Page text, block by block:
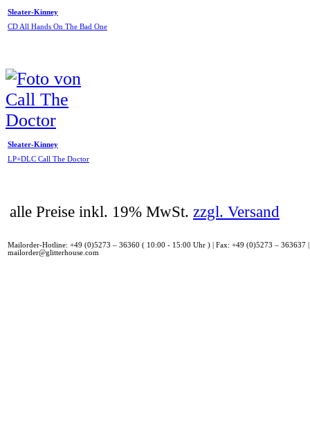
Sleater-Kinney
CD All Hands On The Bad One
Sleater-Kinney
LP+DLC Call The Doctor
alle Preise inkl. 19% MwSt. zzgl. Versand
Mailorder-Hotline: +49 (0)5273 – 36360 ( 10:00 - 15:00 Uhr ) | Fax: +49 (0)5273 – 363637
mailorder@glitterhouse.com